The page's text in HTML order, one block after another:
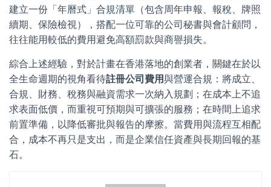
建立一份「年曆式」合規清單（包含周年申報、報稅、牌照
續期、保險檢視），搭配一位可靠的公司秘書與會計顧問，
往往能用較低的費用避免高額罰款與商譽損失。
綜合上述經驗，對於計畫在香港落地的創業者，關鍵在於以
全生命週期的視角看待註冊公司費用與營運合規：將成立、
合規、財務、稅務與融資需求一次納入規劃；在成本上不追
求表面低價，而重視可預期與可擴張的服務；在時間上追求
前置準備，以降低審批與報告的摩擦。當費用與流程互相配
合，成本不再只是支出，而是企業信任資產與長期回報的基
石。